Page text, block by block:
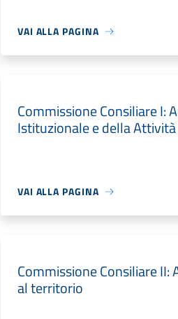
VAI ALLA PAGINA
Commissione Consiliare I:
Istituzionale e della
VAI ALLA PAGINA
Commissione Consiliare II:
al territorio